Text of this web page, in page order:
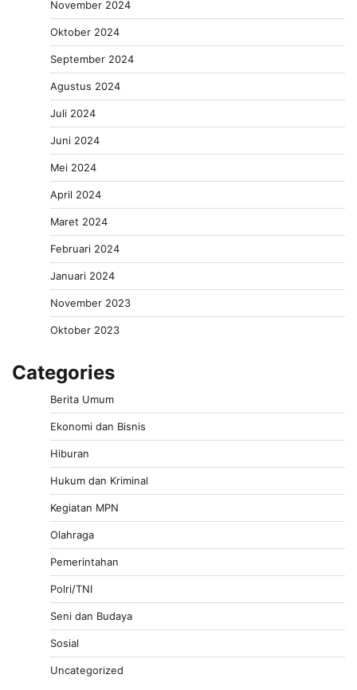
November 2024
Oktober 2024
September 2024
Agustus 2024
Juli 2024
Juni 2024
Mei 2024
April 2024
Maret 2024
Februari 2024
Januari 2024
November 2023
Oktober 2023
Categories
Berita Umum
Ekonomi dan Bisnis
Hiburan
Hukum dan Kriminal
Kegiatan MPN
Olahraga
Pemerintahan
Polri/TNI
Seni dan Budaya
Sosial
Uncategorized